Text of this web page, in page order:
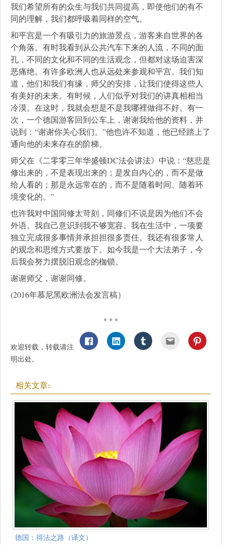
我们希望所有的众生与我们共同提高，即使他们的有不
同的理解，我们都呼吸着同样的空气。
和平宫是一个有吸引力的旅游景点，游客来自世界的各
个角落。有时我看到从公共汽车下来的人流，不同的面
孔，不同的文化和不同的生活观念，但都对这场迫害深
恶痛绝。有许多欧洲人也从远处来参观和平宫。我们知
道，他们和我们有缘，师父的安排，让我们使得这些人
有美好的未来。有时候，人们似乎对我们的讲真相相当
冷漠。在这时，我就会想是不是我哪裡做得不好。有一
次，一个德国游客回到公车上，谢谢我给他的资料，并
说到：“谢谢你关心我们。”他也许不知道，他已经踏上了
通向他的未来存在的阶梯。
师父在《二零零三年华盛顿DC法会讲法》中说：“慈悲是
修出来的，不是表现出来的；是发自内心的，而不是做
给人看的；那是永远常在的，而不是随着时间、随着环
境变化的。”
也许我对中国同修太苛刻，同修们不说是因为他们不会
外语。我自己意识到我不够宽容。我在生活中，一项要
独立完成很多事情并承担担很多责任。我还有很多常人
的观念和思维方式要放下。如今我是一个大法弟子，今
后我会努力摆脱旧观念的枷锁。
谢谢师父，谢谢同修。
(2016年慕尼黑欧洲法会发言稿）
* * *
欢迎转载，转载请注
明出处。
相关文章:
德国：得法之路（译文）